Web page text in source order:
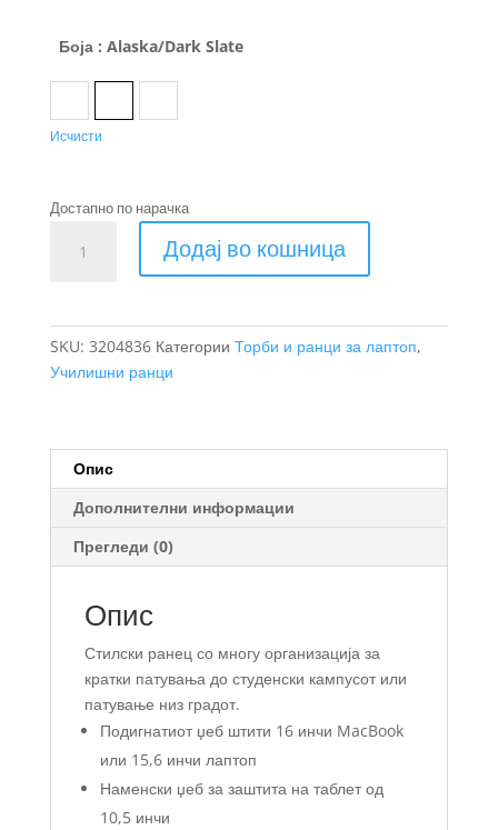
Боја : Alaska/Dark Slate
Исчисти
Достапно по нарачка
Lithos
Додај во кошница
SKU: 3204836 Категории Торби и ранци за лаптоп,
Училишни ранци
Опис
Дополнителни информации
Прегледи (0)
Опис
Стилски ранец со многу организација за
кратки патувања до студенски кампусот или
патување низ градот.
Подигнатиот џеб штити 16 инчи MacBook
или 15,6 инчи лаптоп
Наменски џеб за заштита на таблет од
10,5 инчи